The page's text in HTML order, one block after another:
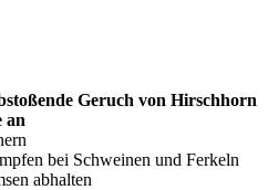
Geruch von Hirschhorn
an
bei Schweinen und Ferkeln
abhalten